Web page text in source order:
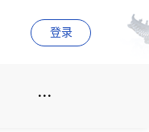
登录